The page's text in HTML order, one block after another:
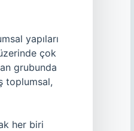
yapıları
çok
grubunda
toplumsal,
her biri